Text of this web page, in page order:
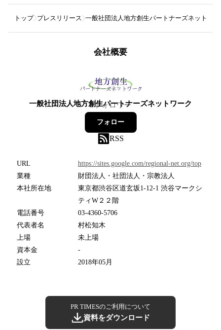
トップ プレスリリース 一般社団法人地方創生パートナーズネットワ
会社概要
一般社団法人地方創生パートナーズネットワーク
9フォロワー
フォロー
RSS
URL
https://sites.google.com/regional-net.org/top
業種
財団法人・社団法人・宗教法人
本社所在地
東京都渋谷区道玄坂1-12-1 渋谷マークシ
ティW２２階
電話番号
03-4360-5706
代表者名
村松知木
上場
未上場
資本金
-
設立
2018年05月
PR TIMESのご利用について
資料をダウンロード